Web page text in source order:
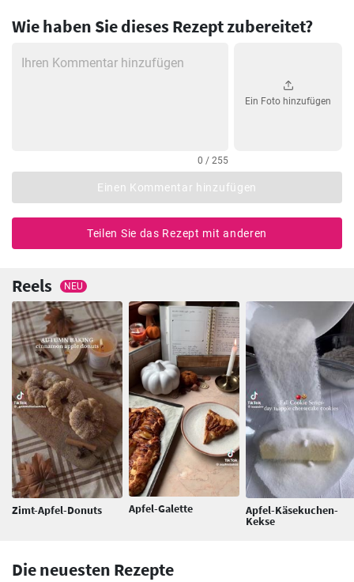
Wie haben Sie dieses Rezept zubereitet?
0 / 255
Ein Foto hinzufügen
Einen Kommentar hinzufügen
Teilen Sie das Rezept mit anderen
Reels NEU
Zimt-Apfel-Donuts Apfel-Galette Apfel-Käsekuchen-
Kekse
Die neuesten Rezepte